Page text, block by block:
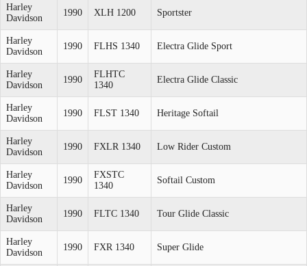
Harley
Davidson
1990 XLH 1200 Sportster
Harley
Davidson
1990 FLHS 1340 Electra Glide Sport
Harley
Davidson
1990
FLHTC
1340
Electra Glide Classic
Harley
Davidson
1990 FLST 1340 Heritage Softail
Harley
Davidson
1990 FXLR 1340 Low Rider Custom
Harley
Davidson
1990
FXSTC
1340
Softail Custom
Harley
Davidson
1990 FLTC 1340 Tour Glide Classic
Harley
Davidson
1990 FXR 1340 Super Glide